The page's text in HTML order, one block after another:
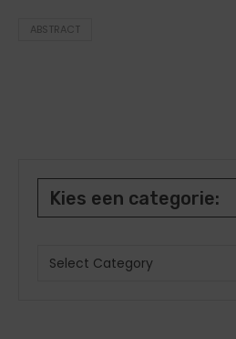
ABSTRACT
Kies een categorie: